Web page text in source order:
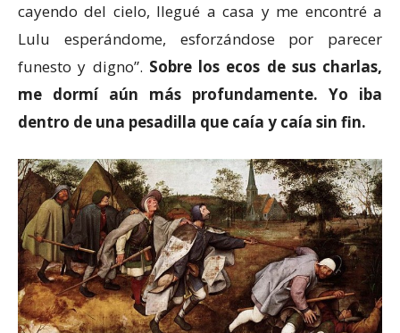
cayendo del cielo, llegué a casa y me encontré a
Lulu esperándome, esforzándose por parecer
funesto y digno”. Sobre los ecos de sus charlas,
me dormí aún más profundamente. Yo iba
dentro de una pesadilla que caía y caía sin fin.